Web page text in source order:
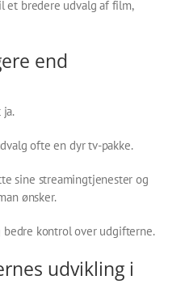
et bredere udvalg af film,
end
ja.
ofte en dyr tv-pakke.
sine streamingtjenester og
ønsker.
kontrol over udgifterne.
udvikling i